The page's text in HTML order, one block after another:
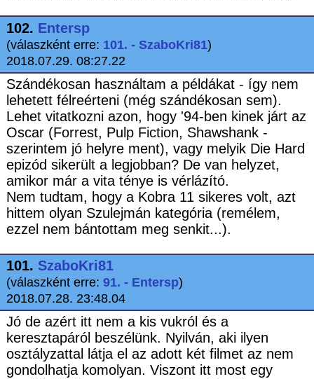
102. Entersp
(válaszként erre: 101. - SzaboKri81)
2018.07.29. 08:27.22
Szándékosan használtam a példákat - így nem
lehetett félreérteni (még szándékosan sem).
Lehet vitatkozni azon, hogy '94-ben kinek járt az
Oscar (Forrest, Pulp Fiction, Shawshank -
szerintem jó helyre ment), vagy melyik Die Hard
epizód sikerült a legjobban? De van helyzet,
amikor már a vita ténye is vérlázító.
Nem tudtam, hogy a Kobra 11 sikeres volt, azt
hittem olyan Szulejmán kategória (remélem,
ezzel nem bántottam meg senkit...).
101. SzaboKri81
(válaszként erre: 91. - Entersp)
2018.07.28. 23:48.04
Jó de azért itt nem a kis vukról és a
keresztapáról beszélünk. Nyilván, aki ilyen
osztályzattal látja el az adott két filmet az nem
gondolhatja komolyan. Viszont itt most egy